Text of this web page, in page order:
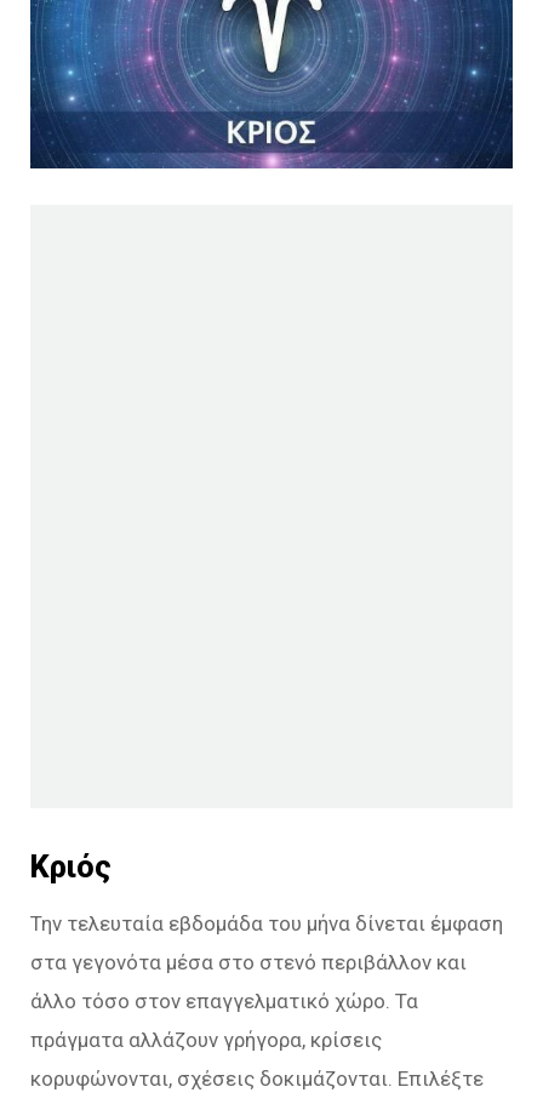
Κριός
Την τελευταία εβδομάδα του μήνα δίνεται έμφαση
στα γεγονότα μέσα στο στενό περιβάλλον και
άλλο τόσο στον επαγγελματικό χώρο. Τα
πράγματα αλλάζουν γρήγορα, κρίσεις
κορυφώνονται, σχέσεις δοκιμάζονται. Επιλέξτε